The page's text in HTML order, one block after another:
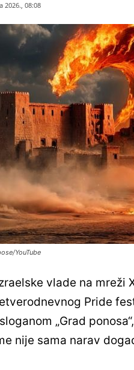
2026., 08:08
YouTube
vlade na mreži
Pride
„Grad
nije sama narav